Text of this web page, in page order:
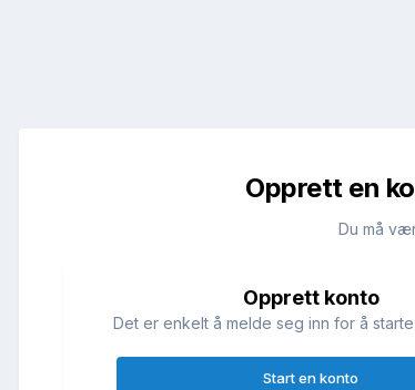
Opprett en
Du må
Opprett konto
Det er enkelt å melde seg inn for å
Start en konto